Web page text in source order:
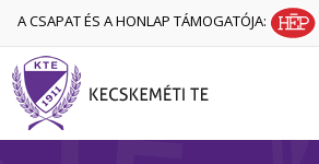
A CSAPAT ÉS A HONLAP TÁMOGATÓJA: